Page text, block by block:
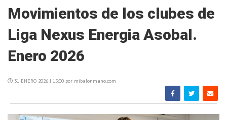
Movimientos de los clubes de
Liga Nexus Energia Asobal.
Enero 2026
31 ENERO 2026 | 15:00 por mibalonmano.com